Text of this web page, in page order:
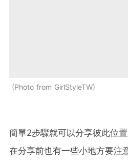
Photo from GirlStyleTW
簡單2步驟就可以分享彼此位
在分享前也有一些小地方要注